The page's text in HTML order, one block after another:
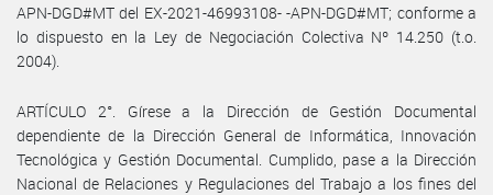
APN-DGD#MT del EX-2021-46993108- -APN-DGD#MT; conforme a
lo dispuesto en la Ley de Negociación Colectiva Nº 14.250 (t.o.
2004).
ARTÍCULO 2°. Gírese a la Dirección de Gestión Documental
dependiente de la Dirección General de Informática, Innovación
Tecnológica y Gestión Documental. Cumplido, pase a la Dirección
Nacional de Relaciones y Regulaciones del Trabajo a los fines del